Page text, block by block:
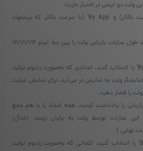
‘By Card’ (دارای امنیت بالاتر) و ‘By App’ (با سرعت بالاتر که پیشنهاد
همچنین شما می‌توانید طول عبارات بازیابی ولت را بین سه آیتم ۱۲/۱۸/۲۴
۸. چنانچه گزینه ‘By Card’ را انتخاب کنید، اعدادی که به‌صورت رندوم تولید
ولت به نمایش در می‌آید. برای نمایش عبارت
را فشار دهید.
را یادداشت کردید، همه اعداد را با هم جمع
این عبارات توسط ولت به پایان برسد. (مثال:
۱۰. اما اگر گزینه ‘By App’ را انتخاب کنید، کلماتی که به‌صورت رندوم تولید